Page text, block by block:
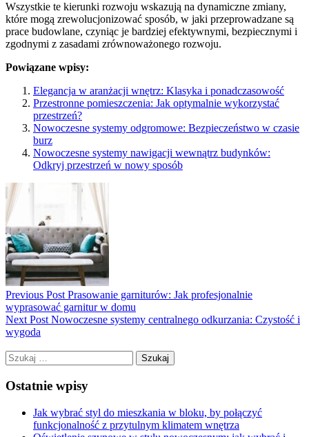
Wszystkie te kierunki rozwoju wskazują na dynamiczne zmiany,
które mogą zrewolucjonizować sposób, w jaki przeprowadzane są
prace budowlane, czyniąc je bardziej efektywnymi, bezpiecznymi i
zgodnymi z zasadami zrównoważonego rozwoju.
Powiązane wpisy:
Elegancja w aranżacji wnętrz: Klasyka i ponadczasowość
Przestronne pomieszczenia: Jak optymalnie wykorzystać
przestrzeń?
Nowoczesne systemy odgromowe: Bezpieczeństwo w czasie
burz
Nowoczesne systemy nawigacji wewnątrz budynków:
Odkryj przestrzeń w nowy sposób
Previous Post Prasowanie garniturów: Jak profesjonalnie
wyprasować garnitur w domu
Next Post Nowoczesne systemy centralnego odkurzania: Czystość i
wygoda
Szukaj:
Ostatnie wpisy
Jak wybrać styl do mieszkania w bloku, by połączyć
funkcjonalność z przytulnym klimatem wnętrza